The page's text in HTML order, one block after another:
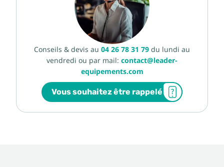
Conseils & devis au 04 26 78 31 79 du lundi au
vendredi ou par mail: contact@leader-
equipements.com
Vous souhaitez être rappelé